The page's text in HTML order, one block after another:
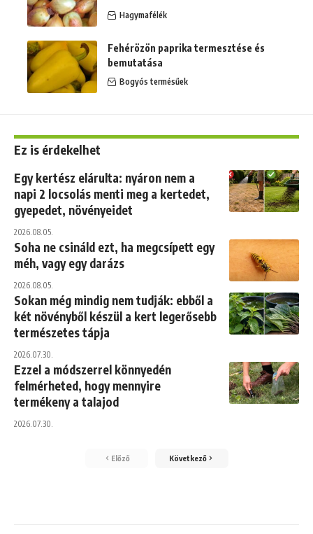
Hagymafélék
Fehérözön paprika termesztése és
bemutatása
Bogyós termésűek
Ez is érdekelhet
Egy kertész elárulta: nyáron nem a
napi 2 locsolás menti meg a kertedet,
gyepedet, növényeidet
2026.08.05.
Soha ne csináld ezt, ha megcsípett egy
méh, vagy egy darázs
2026.08.05.
Sokan még mindig nem tudják: ebből a
két növényből készül a kert legerősebb
természetes tápja
2026.07.30.
Ezzel a módszerrel könnyedén
felmérheted, hogy mennyire
termékeny a talajod
2026.07.30.
Előző Következő